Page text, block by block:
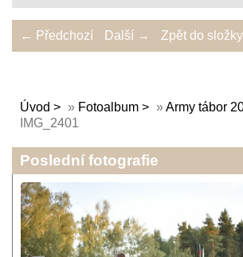
← Předchozí Další → Zpět do složky
Úvod » Fotoalbum »Army tábor
IMG_2401
Poslední fotografie